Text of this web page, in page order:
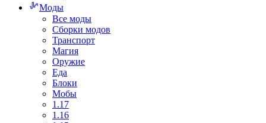
Моды
Все моды
Сборки модов
Транспорт
Магия
Оружие
Еда
Блоки
Мобы
1.17
1.16